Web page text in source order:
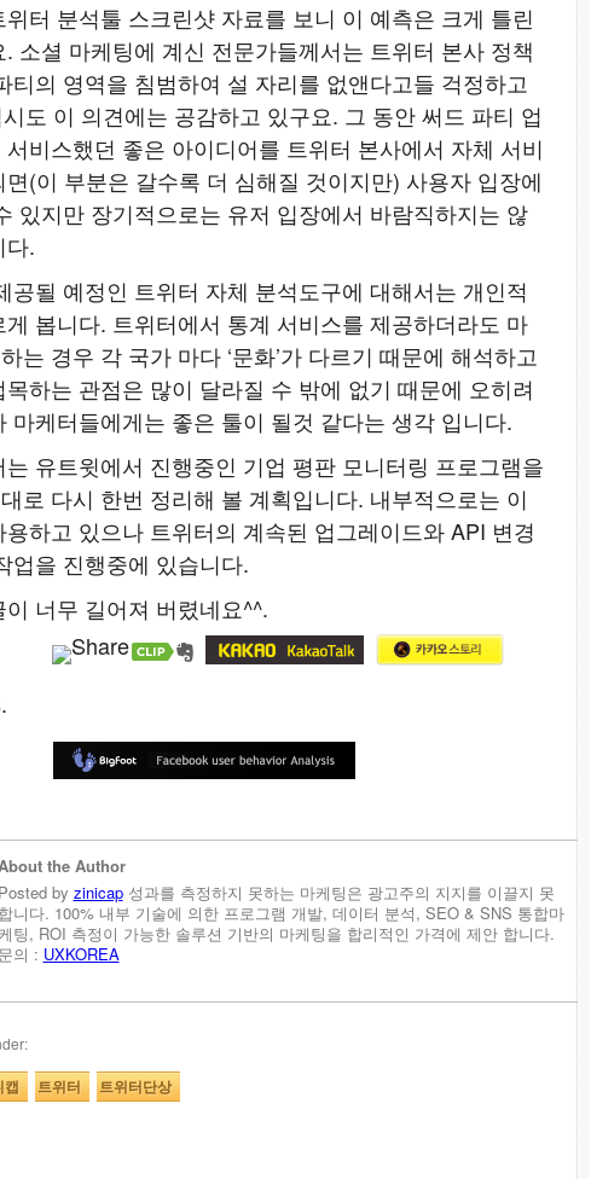
터 분석툴 스크린샷 자료를 보니 이 예측은 크게 틀린
소셜 마케팅에 계신 전문가들께서는 트위터 본사 정책
티의 영역을 침범하여 설 자리를 없앤다고들 걱정하고
도 이 의견에는 공감하고 있구요. 그 동안 써드 파티 업
비스했던 좋은 아이디어를 트위터 본사에서 자체 서비
(이 부분은 갈수록 더 심해질 것이지만) 사용자 입장에
있지만 장기적으로는 유저 입장에서 바람직하지는 않
다.
공될 예정인 트위터 자체 분석도구에 대해서는 개인적
봅니다. 트위터에서 통계 서비스를 제공하더라도 마
는 경우 각 국가 마다 ‘문화’가 다르기 때문에 해석하고
하는 관점은 많이 달라질 수 밖에 없기 때문에 오히려
마케터들에게는 좋은 툴이 될것 같다는 생각 입니다.
유트윗에서 진행중인 기업 평판 모니터링 프로그램을
로 다시 한번 정리해 볼 계획입니다. 내부적으로는 이
하고 있으나 트위터의 계속된 업그레이드와 API 변경
업을 진행중에 있습니다.
너무 길어져 버렸네요^^.
About the Author
Posted by zinicap성과를 측정하지 못하는 마케팅은 광고주의 지지를 이끌지 못
합니다. 100% 내부 기술에 의한 프로그램 개발, 데이터 분석, SEO & SNS 통합마
케팅, ROI 측정이 가능한 솔루션 기반의 마케팅을 합리적인 가격에 제안 합니다.
문의 : UXKOREA
캡 트위터 트위터단상